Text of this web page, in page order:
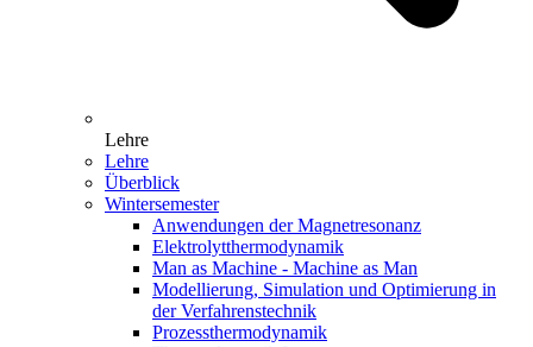
Lehre
Lehre
Überblick
Wintersemester
Anwendungen der Magnetresonanz
Elektrolytthermodynamik
Man as Machine - Machine as Man
Modellierung, Simulation und Optimierung in
der Verfahrenstechnik
Prozessthermodynamik